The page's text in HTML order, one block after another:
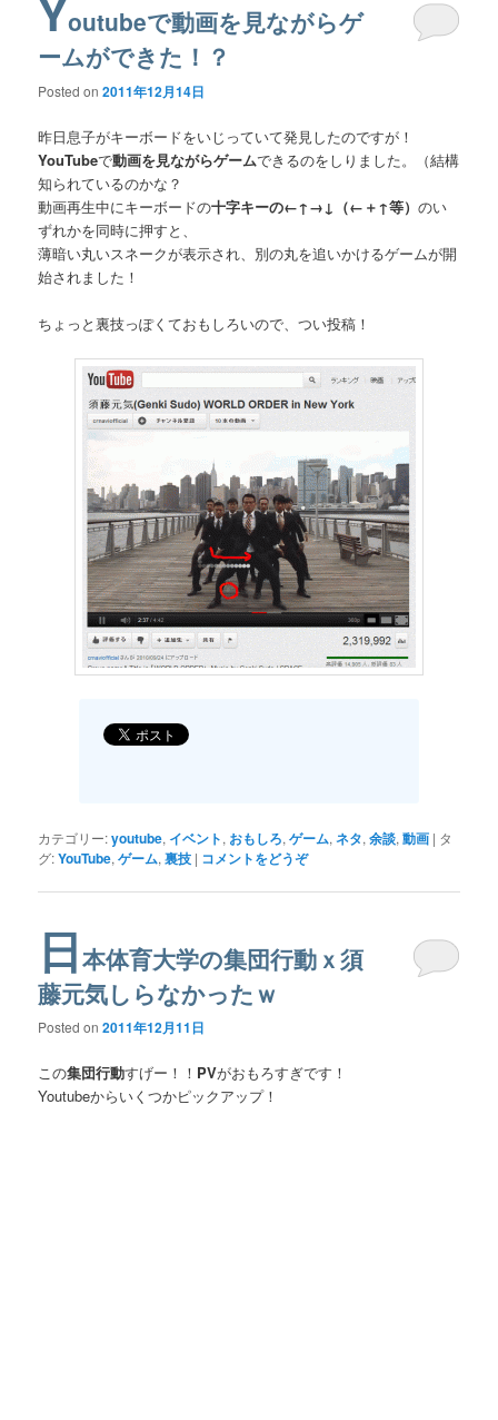
Youtubeで動画を見ながらゲ
ームができた！？
Posted on2011年12月14日
昨日息子がキーボードをいじっていて発見したのですが！
YouTubeで動画を見ながらゲームできるのをしりました。（結構
知られているのかな？
動画再生中にキーボードの十字キーの←↑→↓（←＋↑等）のい
ずれかを同時に押すと、
薄暗い丸いスネークが表示され、別の丸を追いかけるゲームが開
始されました！
ちょっと裏技っぽくておもしろいので、つい投稿！
カテゴリー:youtube, イベント, おもしろ,ゲーム,ネタ,余談,動画 | タ
グ:YouTube,ゲーム,裏技 | コメントをどうぞ
日本体育大学の集団行動ｘ須
藤元気しらなかったｗ
Posted on2011年12月11日
この集団行動すげー！！ PVがおもろすぎです！
Youtubeからいくつかピックアップ！